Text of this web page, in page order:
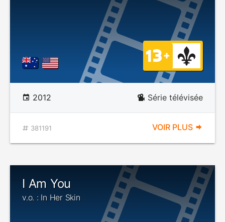
2012 Série télévisée
381191 VOIR PLUS
I Am You
v.o. : In Her Skin